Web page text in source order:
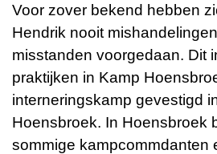
Voor zover bekend hebben
Hendrik nooit
misstanden voorgedaan. Dit
praktijken in Kamp
interneringskamp gevestigd
Hoensbroek. In Hoensbroek
sommige kampcommdanten